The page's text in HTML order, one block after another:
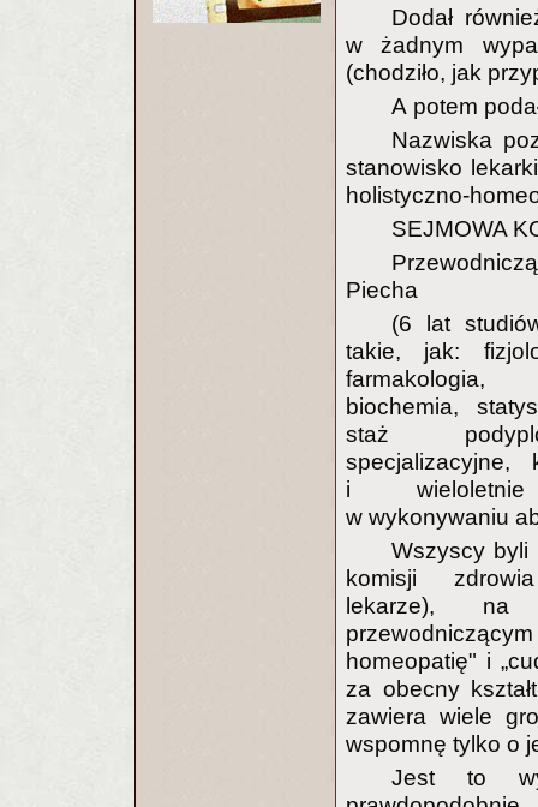
Dodał
w żadnym
(chodziło, jak
A potem
Nazwiska
stanowisko
holistyczno-
SEJMOWA
Piecha
(6 lat
takie, jak:
biochemia,
staż
specjalizacyjne,
i wieloletnie
w wykonywaniu
Wszyscy byli
komisji
lekarze),
homeopatię" i
za obecny
zawiera wiele
wspomnę tylko o
Jest to